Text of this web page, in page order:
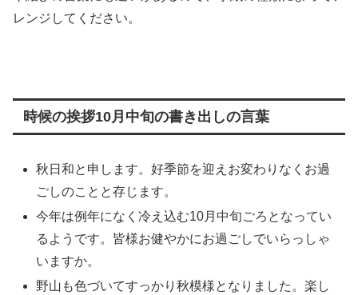
レンジしてください。
時候の挨拶10月中旬の書き出しの言葉
秋日和と申します。好季節を迎えお変わりなくお過
ごしのことと存じます。
今年は例年になく冷え込む10月中旬ごろとなってい
るようです。皆様お健やかにお過ごしでいらっしゃ
いますか。
野山も色づいてすっかり秋模様となりました。楽し